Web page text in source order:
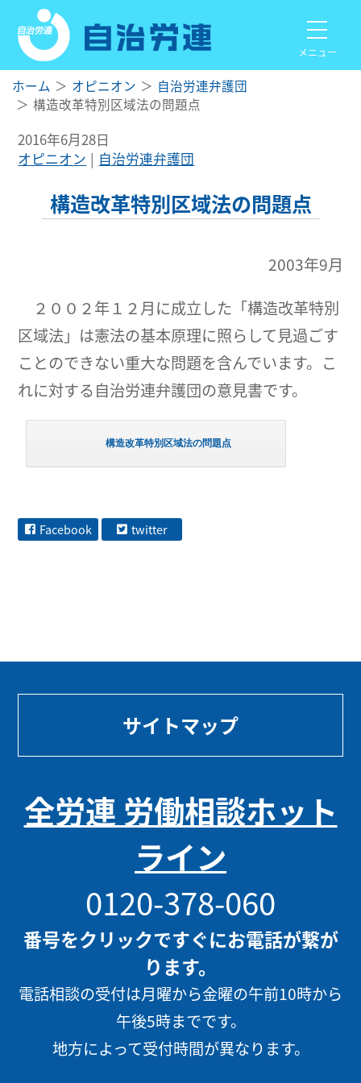
メニュー
ホーム オピニオン
自治労連弁護団
構造改革特別区域法の問題点
2016年6月28日
オピニオン
自治労連弁護団
構造改革特別区域法の問題点
2003年9月
２００２年１２月に成立した「構造改革特別
区域法」は憲法の基本原理に照らして見過ごす
ことのできない重大な問題を含んでいます。こ
れに対する自治労連弁護団の意見書です。
構造改革特別区域法の問題点
Facebook twitter
サイトマップ
全労連 労働相談ホット
ライン
0120-378-060
番号をクリックですぐにお電話が繋が
ります。
電話相談の受付は月曜から金曜の午前10時から
午後5時までです。
地方によって受付時間が異なります。